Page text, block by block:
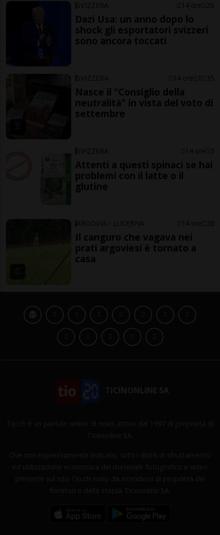
SVIZZERA 14 ore 26
Dazi Usa: un anno dopo lo
shock gli esportatori svizzeri
sono ancora toccati
SVIZZERA 14 ore 1 35
Nasce il "Consiglio della
neutralità" in vista del voto di
settembre
SVIZZERA 14 ore 5
Attenti a questi spinaci se hai
problemi con il latte o il
glutine
ARGOVIA / LUCERNA 14 ore 26
Il canguro che vagava nei
prati argoviesi è tornato a
casa